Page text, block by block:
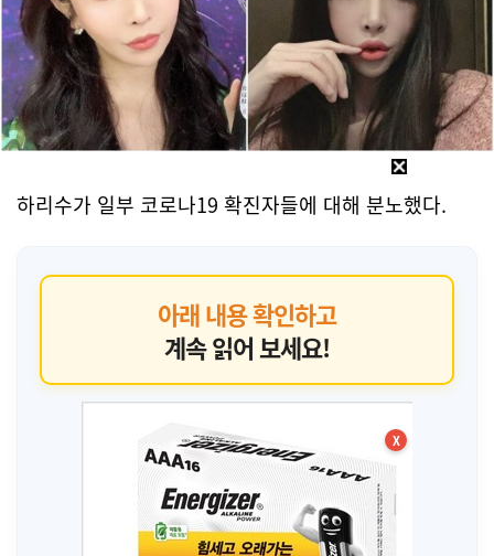
하리수가 일부 코로나19 확진자들에 대해 분노했다.
아래 내용 확인하고
계속 읽어 보세요!
X